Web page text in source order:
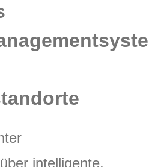
intelligente,